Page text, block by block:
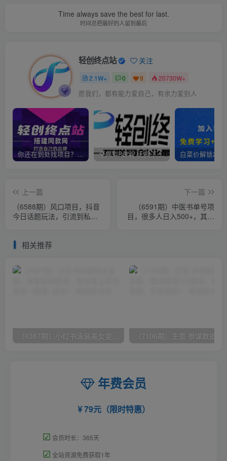
Time always save the best for last.
时间总把最好的人留到最后
轻创终点站 关注
2.1W+ 0 9 20730W+
愿我们，都有能力爱自己，有余力爱别人
你还在到处找项目？还在当韭菜？我靠卖项目一个月收入5万+，曾经我也是个失败者。 全网VIP课程 无损下载~
上一篇
（6588期）风口项目，抖音
今日话题玩法，引流到私域
下一篇
（6591期）中医书单号项
目，很多人日入500+，其他
相关推荐
（6387期）小红书泳装美女变现，免费提供素材，收益无上限可矩阵（教程+素材）
年费会员
79元（限时特惠）
☑ 会员时长：365天
☑ 全站资源免费获取1年